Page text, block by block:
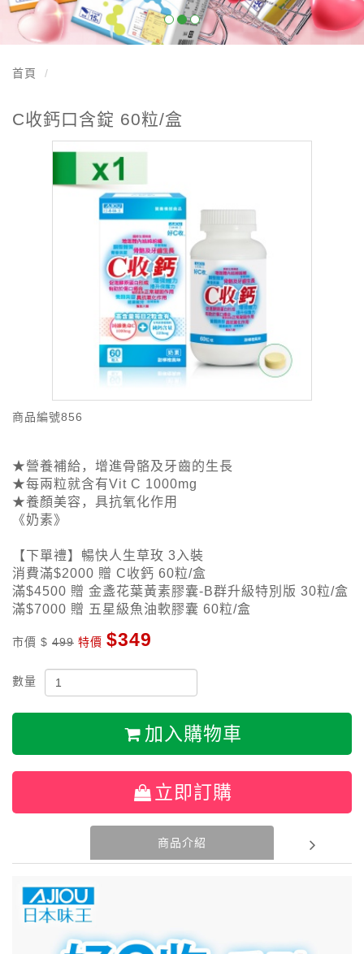
首頁
C收鈣口含錠 60粒/盒
商品編號856
★營養補給，增進骨骼及牙齒的生長
★每兩粒就含有Vit C 1000mg
★養顏美容，具抗氧化作用
《奶素》
【下單禮】暢快人生草玫 3入裝
消費滿$2000 贈 C收鈣 60粒/盒
滿$4500 贈 金盞花葉黃素膠囊-B群升級特別版 30粒/盒
滿$7000 贈 五星級魚油軟膠囊 60粒/盒
市價 $ 499 特價 $349
數量
加入購物車
立即訂購
商品介紹